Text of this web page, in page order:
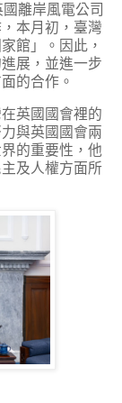
離岸風電公司
本月初，臺灣
館」。因此，
展，並進一步
的合作。
英國國會裡的
與英國國會兩
的重要性，他
及人權方面所